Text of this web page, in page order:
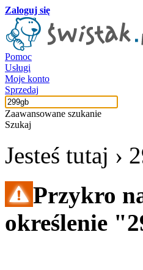
Zaloguj się
Pomoc
Usługi
Moje konto
Sprzedaj
Zaawansowane szukanie
Szukaj
Jesteś tutaj ›
Przykro
określenie